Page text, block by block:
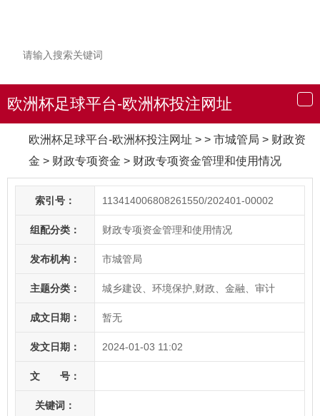
导
航
欧洲杯足球平台-欧洲杯投注网址
欧洲杯足球平台-欧洲杯投注网址 > > 市城管局 > 财政资
金 > 财政专项资金 > 财政专项资金管理和使用情况
索引号： 113414006808261550/202401-00002
组配分类： 财政专项资金管理和使用情况
发布机构： 市城管局
主题分类： 城乡建设、环境保护,财政、金融、审计
成文日期： 暂无
发文日期： 2024-01-03 11:02
文 号：
关键词：